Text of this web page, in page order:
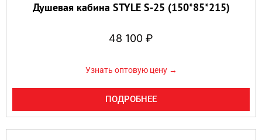
Душевая кабина STYLE S-25 (150*85*215)
48 100 ₽
Узнать оптовую цену →
ПОДРОБНЕЕ